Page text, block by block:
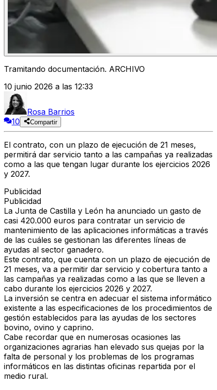
Tramitando documentación. ARCHIVO
10 junio 2026 a las 12:33
Rosa Barrios
10
Compartir
El contrato, con un plazo de ejecución de 21 meses,
permitirá dar servicio tanto a las campañas ya realizadas
como a las que tengan lugar durante los ejercicios 2026
y 2027.
Publicidad
Publicidad
La Junta de Castilla y León ha anunciado un gasto de
casi 420.000 euros para contratar un servicio de
mantenimiento de las aplicaciones informáticas a través
de las cuáles se gestionan las diferentes líneas de
ayudas al sector ganadero.
Este contrato, que cuenta con un plazo de ejecución de
21 meses, va a permitir dar servicio y cobertura tanto a
las campañas ya realizadas como a las que se lleven a
cabo durante los ejercicios 2026 y 2027.
La inversión se centra en adecuar el sistema informático
existente a las especificaciones de los procedimientos de
gestión establecidos para las ayudas de los sectores
bovino, ovino y caprino.
Cabe recordar que en numerosas ocasiones las
organizaciones agrarias han elevado sus quejas por la
falta de personal y los problemas de los programas
informáticos en las distintas oficinas repartida por el
medio rural.